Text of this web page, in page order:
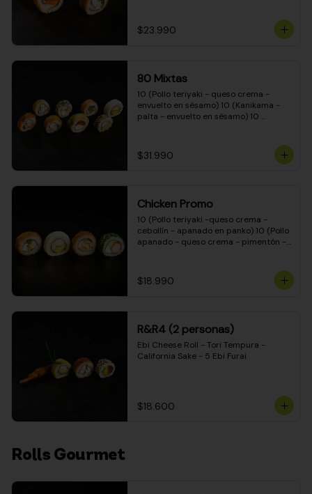
crema - cebollín)
$23.990
80 Mixtas
10 (Pollo teriyaki - queso crema -
envuelto en sésamo) 10 (Kanikama -
palta - envuelto en sésamo) 10
envuelto en queso crema) 10
(Camarón - queso crema - cebollín -
teriyaki - queso crema - cebollín -
envuelto en masa tempura) 10
(Pimentón - queso crema - cebollín -
envuelto en masa tempura)
$31.990
Chicken Promo
10 (Pollo teriyaki -queso crema -
cebollín - apanado en panko) 10 (Pollo
apanado - queso crema - pimentón -
ciboulette) 10 (Pollo teriyaki - palta -
envuelto en queso crema)
$18.990
R&R4 (2 personas)
Ebi Cheese Roll - Tori Tempura -
California Sake - 5 Ebi Furai
$18.600
Rolls Gourmet